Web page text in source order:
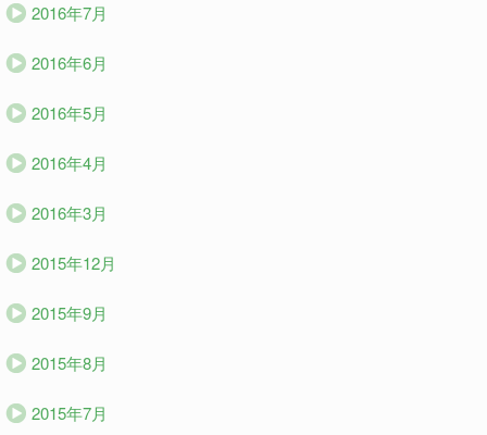
2016年7月
2016年6月
2016年5月
2016年4月
2016年3月
2015年12月
2015年9月
2015年8月
2015年7月